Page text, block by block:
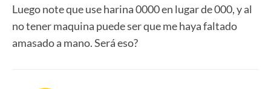
Luego note que use harina 0000 en lugar de 000, y al
no tener maquina puede ser que me haya faltado
amasado a mano. Será eso?